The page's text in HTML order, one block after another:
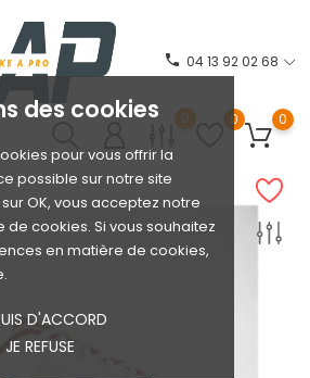
des cookies
pour vous offrir la
possible sur notre site
OK, vous acceptez notre
cookies. Si vous souhaitez
en matière de cookies,
D'ACCORD
JE REFUSE
phone 04 13 92 02 68
0 0 0